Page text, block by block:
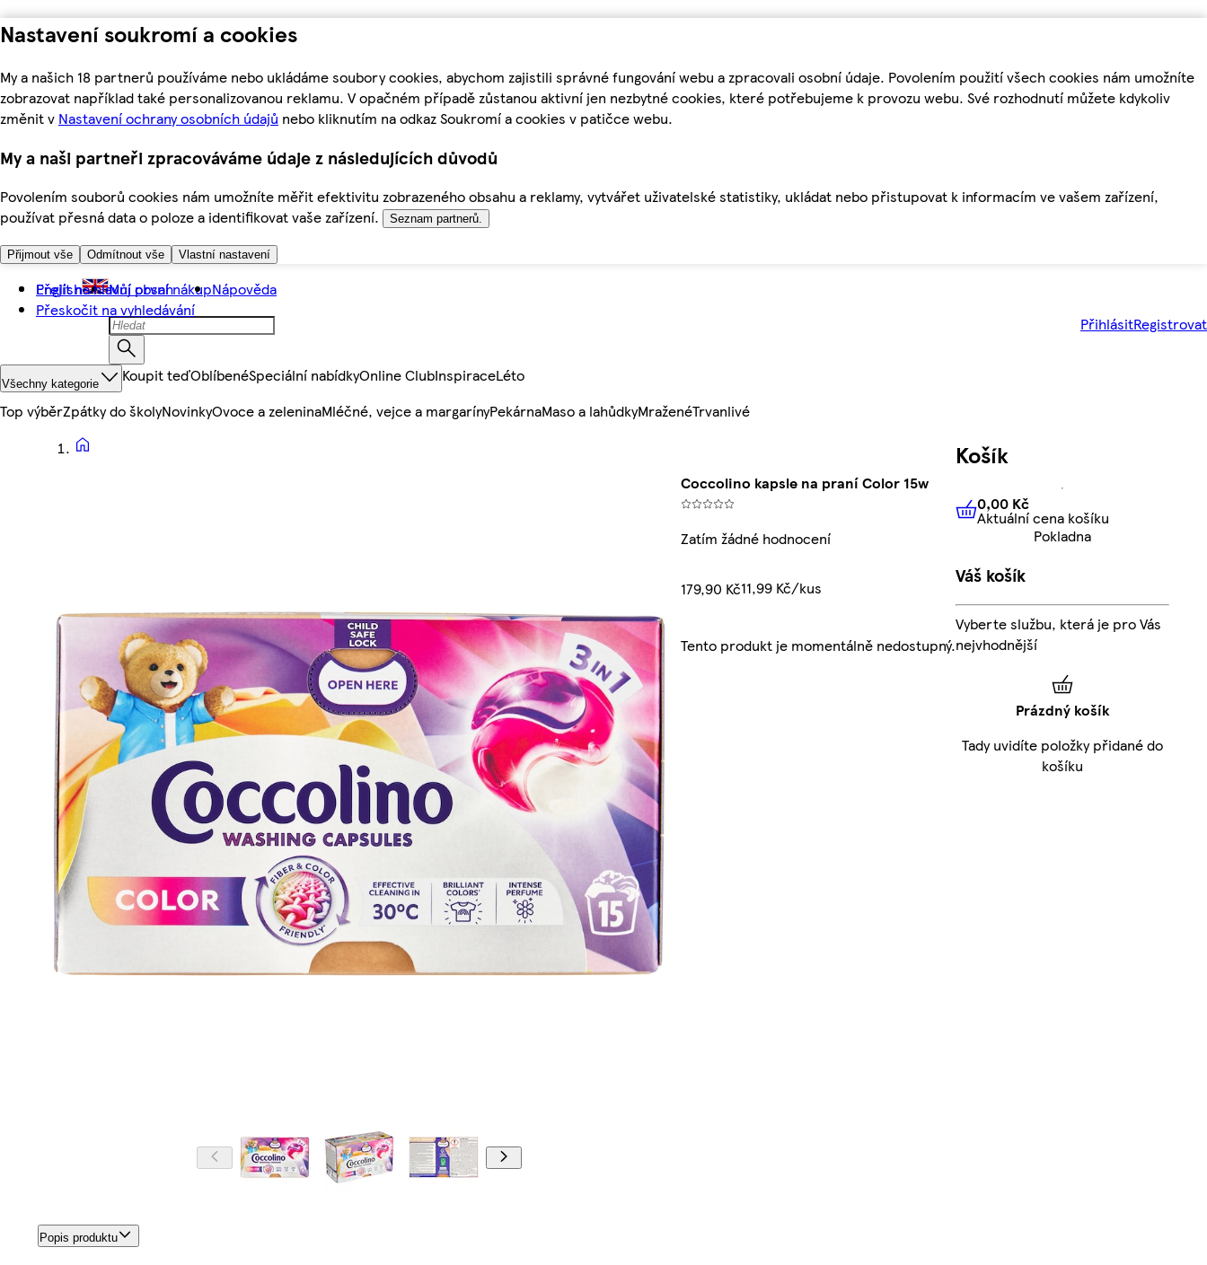
Nastavení soukromí a cookies
My a našich 18 partnerů používáme nebo ukládáme soubory cookies, abychom zajistili správné fungování webu a zpracovali osobní údaje. Povolením použití všech cookies nám umožníte
zobrazovat například také personalizovanou reklamu. V opačném případě zůstanou aktivní jen nezbytné cookies, které potřebujeme k provozu webu. Své rozhodnutí můžete kdykoliv
změnit v Nastavení ochrany osobních údajů nebo kliknutím na odkaz Soukromí a cookies v patičce webu.
My a naši partneři zpracováváme údaje z následujících důvodů
Povolením souborů cookies nám umožníte měřit efektivitu zobrazeného obsahu a reklamy, vytvářet uživatelské statistiky, ukládat nebo přistupovat k informacím ve vašem zařízení,
používat přesná data o poloze a identifikovat vaše zařízení.
Seznam partnerů.
Přijmout vše Odmítnout vše Vlastní nastavení
Přejít na hlavní obsah
Přeskočit na vyhledávání
English Můj první nákupNápověda
PřihlásitRegistrovat
Všechny kategorie Koupit teďOblíbenéSpeciální nabídkyOnline ClubInspiraceLéto
Top výběrZpátky do školyNovinkyOvoce a zeleninaMléčné, vejce a margarínyPekárnaMaso a lahůdkyMraženéTrvanlivé
Coccolino kapsle na praní Color 15w
Zatím žádné hodnocení
179,90 Kč11,99 Kč/kus
Tento produkt je momentálně nedostupný.
Popis produktu
Košík
0,00 KčAktuální cena košíku
0,00 Kč
Aktuální cena košíku
Pokladna
Váš košík
Vyberte službu, která je pro Vás
nejvhodnější
Prázdný košík
Tady uvidíte položky přidané do
košíku